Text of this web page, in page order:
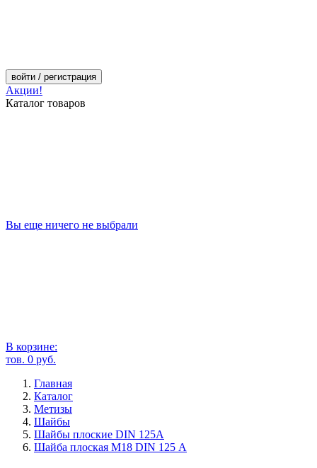
войти / регистрация
Акции!
Каталог товаров
Вы еще ничего не выбрали
В корзине:
тов. 0 руб.
Главная
Каталог
Метизы
Шайбы
Шайбы плоские DIN 125A
Шайба плоская М18 DIN 125 А